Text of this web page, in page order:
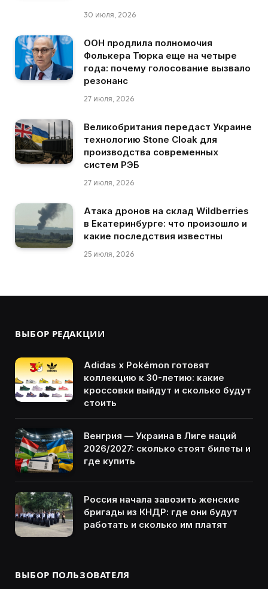
30 июля, 2026
ООН продлила полномочия
Фолькера Тюрка еще на четыре
года: почему голосование вызвало
резонанс
27 июля, 2026
Великобритания передаст Украине
технологию Stone Cloak для
производства современных
систем РЭБ
27 июля, 2026
Атака дронов на склад Wildberries
в Екатеринбурге: что произошло и
какие последствия известны
25 июля, 2026
ВЫБОР РЕДАКЦИИ
Adidas x Pokémon готовят
коллекцию к 30-летию: какие
кроссовки выйдут и сколько будут
стоить
Венгрия — Украина в Лиге наций
2026/2027: сколько стоят билеты и
где купить
Россия начала завозить женские
бригады из КНДР: где они будут
работать и сколько им платят
ВЫБОР ПОЛЬЗОВАТЕЛЯ